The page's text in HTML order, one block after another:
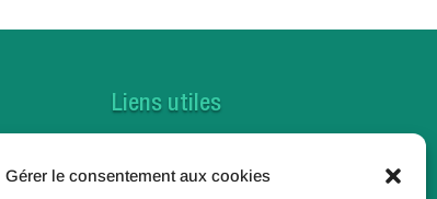
Gérer le consentement aux cookies
Liens utiles
Foire aux questions